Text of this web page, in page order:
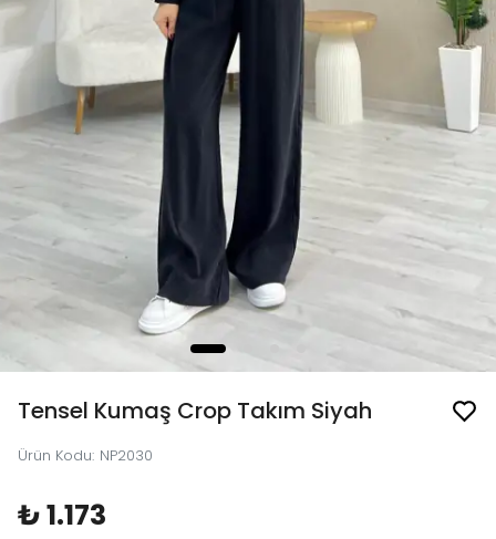
Tensel Kumaş Crop Takım Siyah
Ürün Kodu: NP2030
₺ 1.173